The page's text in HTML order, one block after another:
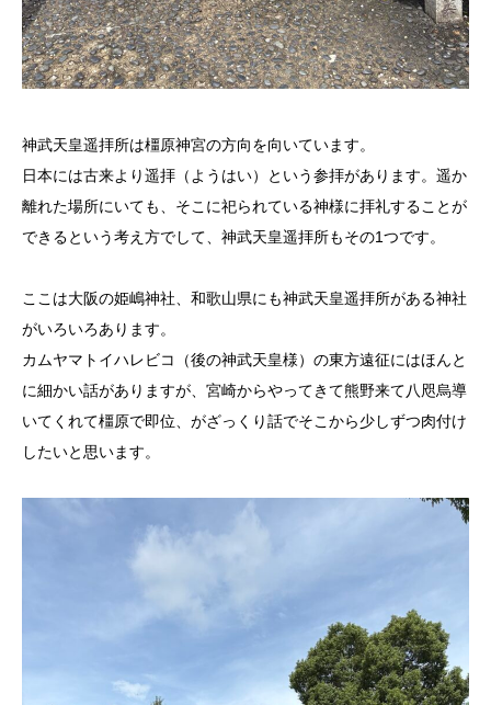
神武天皇遥拝所は橿原神宮の方向を向いています。
日本には古来より遥拝（ようはい）という参拝があります。遥か
離れた場所にいても、そこに祀られている神様に拝礼することが
できるという考え方でして、神武天皇遥拝所もその1つです。
ここは大阪の姫嶋神社、和歌山県にも神武天皇遥拝所がある神社
がいろいろあります。
カムヤマトイハレビコ（後の神武天皇様）の東方遠征にはほんと
に細かい話がありますが、宮崎からやってきて熊野来て八咫烏導
いてくれて橿原で即位、がざっくり話でそこから少しずつ肉付け
したいと思います。